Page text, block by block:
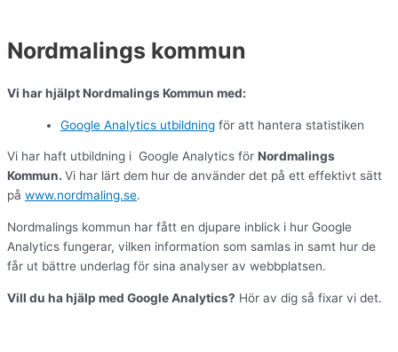
Nordmalings kommun
Vi har hjälpt Nordmalings Kommun med:
Google Analytics utbildning för att hantera statistiken
Vi har haft utbildning i Google Analytics för Nordmalings
Kommun. Vi har lärt dem hur de använder det på ett effektivt sätt
på www.nordmaling.se.
Nordmalings kommun har fått en djupare inblick i hur Google
Analytics fungerar, vilken information som samlas in samt hur de
får ut bättre underlag för sina analyser av webbplatsen.
Vill du ha hjälp med Google Analytics? Hör av dig så fixar vi det.